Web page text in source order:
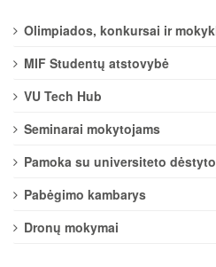
Olimpiados, konkursai ir
MIF Studentų atstovybė
VU Tech Hub
Seminarai mokytojams
Pamoka su universiteto
Pabėgimo kambarys
Dronų mokymai